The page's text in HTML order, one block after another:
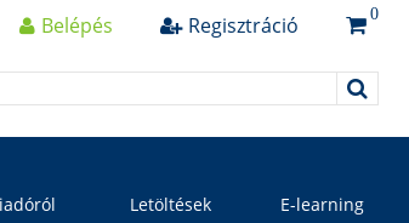
Belépés Regisztráció 0
Letöltések E-learning